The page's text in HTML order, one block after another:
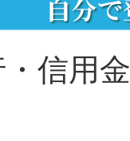
信用